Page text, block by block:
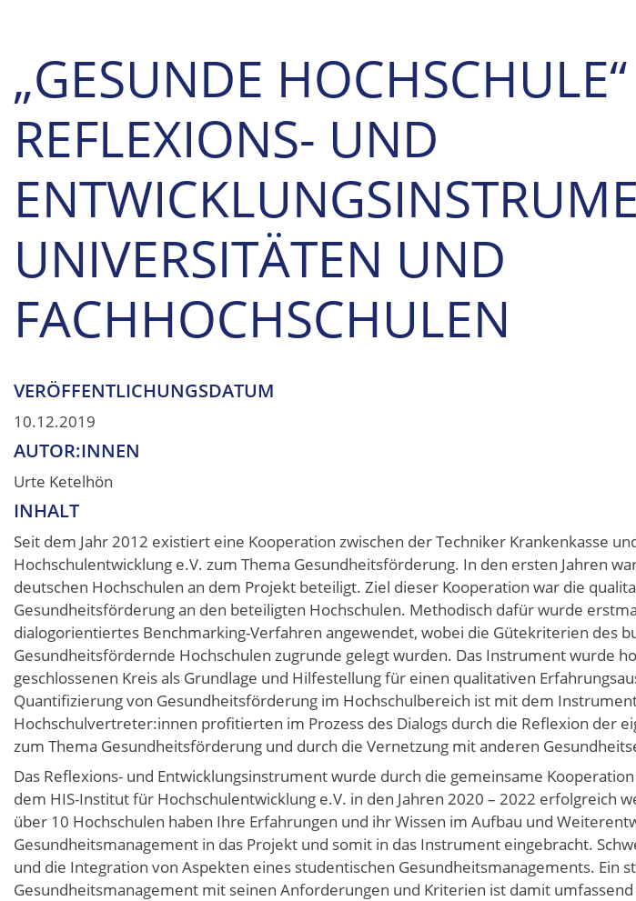
„GESUNDE
REFLEXIONS- UND
UNIVERSITÄTEN UND
FACHHOCHSCHULEN
VERÖFFENTLICHUNGSDATUM
10.12.2019
AUTOR:INNEN
Urte Ketelhön
INHALT
Seit dem Jahr 2012 existiert eine Kooperation zwischen der Techniker Krankenkasse
Hochschulentwicklung e.V. zum Thema Gesundheitsförderung. In den ersten Jahren
deutschen Hochschulen an dem Projekt beteiligt. Ziel dieser Kooperation war die
Gesundheitsförderung an den beteiligten Hochschulen. Methodisch dafür wurde
dialogorientiertes Benchmarking-Verfahren angewendet, wobei die Gütekriterien des
Gesundheitsfördernde Hochschulen zugrunde gelegt wurden. Das Instrument wurde
geschlossenen Kreis als Grundlage und Hilfestellung für einen qualitativen
Quantifizierung von Gesundheitsförderung im Hochschulbereich ist mit dem
Hochschulvertreter:innen profitierten im Prozess des Dialogs durch die Reflexion der
zum Thema Gesundheitsförderung und durch die Vernetzung mit anderen
Das Reflexions- und Entwicklungsinstrument wurde durch die gemeinsame
dem HIS-Institut für Hochschulentwicklung e.V. in den Jahren 2020 – 2022 erfolgreich
über 10 Hochschulen haben Ihre Erfahrungen und ihr Wissen im Aufbau und
Gesundheitsmanagement in das Projekt und somit in das Instrument eingebracht.
und die Integration von Aspekten eines studentischen Gesundheitsmanagements. Ein
Gesundheitsmanagement mit seinen Anforderungen und Kriterien ist damit